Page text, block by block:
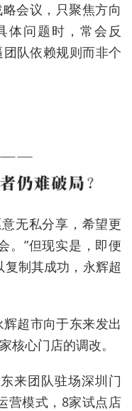
会议，只聚焦方向
体问题时，常会反
团队依赖规则而非个
无私分享，希望更
。”但现实是，即便
制其成功，永辉超
超市向于东来发出
核心门店的调改。
来团队驻场深圳门
营模式，8家试点店